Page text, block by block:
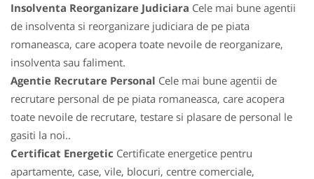
Insolventa Reorganizare Judiciara Cele mai bune agentii
de insolventa si reorganizare judiciara de pe piata
romaneasca, care acopera toate nevoile de reorganizare,
insolventa sau faliment.
Agentie Recrutare Personal Cele mai bune agentii de
recrutare personal de pe piata romaneasca, care acopera
toate nevoile de recrutare, testare si plasare de personal le
gasiti la noi..
Certificat Energetic Certificate energetice pentru
apartamente, case, vile, blocuri, centre comerciale,